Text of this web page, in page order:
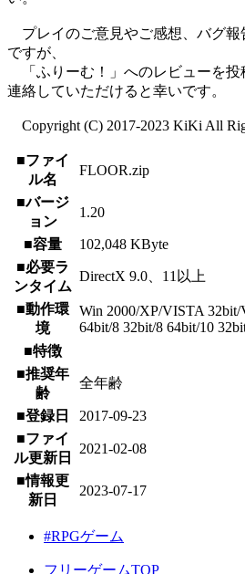
プレイのご意見やご感想、バグ報
ですが、
「ふりーむ！」へのレビューを投
連絡していただけると幸いです。
Copyright (C) 2017-2023 KiKi All
■ファイ
ル名
FLOOR.zip
■バージ
ョン
1.20
■容量
102,048 KByte
■必要ラ
ンタイム
DirectX 9.0、11以上
■動作環
境
Win 2000/XP/VISTA
64bit/8 32bit/8 64bit/10
■特徴
■推奨年
齢
全年齢
■登録日
2017-09-23
■ファイ
ル更新日
2021-02-08
■情報更
新日
2023-07-17
#RPGゲーム
フリーゲームTOP